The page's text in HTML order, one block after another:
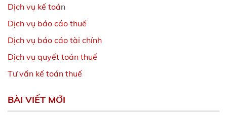
Dịch vụ kế toán
Dịch vụ báo cáo thuế
Dịch vụ báo cáo tài chính
Dịch vụ quyết toán thuế
Tư vấn kế toán thuế
BÀI VIẾT MỚI